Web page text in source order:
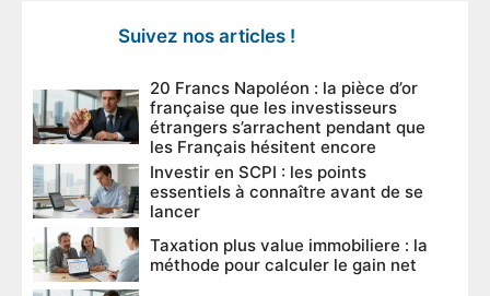
Suivez nos articles !
20 Francs Napoléon : la pièce d’or
française que les investisseurs
étrangers s’arrachent pendant que
les Français hésitent encore
Investir en SCPI : les points
essentiels à connaître avant de se
lancer
Taxation plus value immobiliere : la
méthode pour calculer le gain net